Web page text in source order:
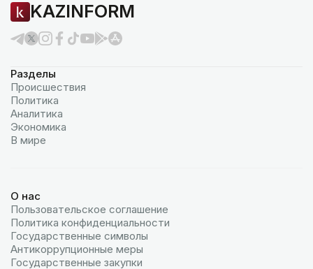
KAZINFORM
Разделы
Происшествия
Политика
Аналитика
Экономика
В мире
О нас
Пользовательское соглашение
Политика конфиденциальности
Государственные символы
Антикоррупционные меры
Государственные закупки